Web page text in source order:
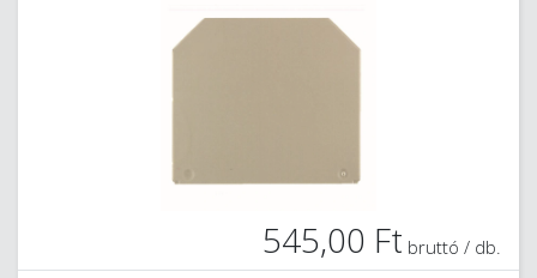
545,00 Ft bruttó / db.